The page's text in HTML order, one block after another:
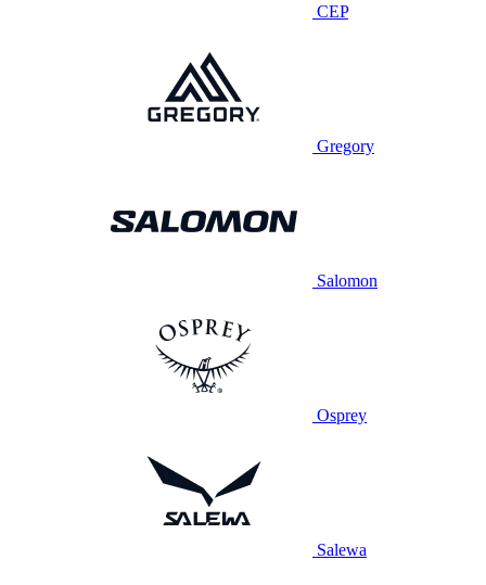
CEP
Gregory
Salomon
Osprey
Salewa